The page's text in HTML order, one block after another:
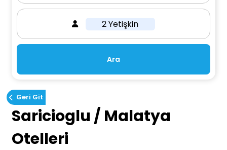
2 Yetişkin
Ara
Geri Git
Saricioglu / Malatya
Otelleri